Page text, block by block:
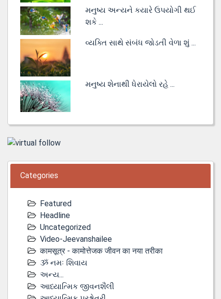
મનુષ્ય અન્યને કયારે ઉપયોગી થઈ
શકે ...
વ્યક્તિ સાથે સંબંધ જોડતી વેળા શું ...
મનુષ્ય શેનાથી ધેરાયેલો રહે ...
Categories
Featured
Headline
Uncategorized
Video-Jeevanshailee
कामसूत्र - कामोत्तेजक जीवन का नया तरीका
ૐ નમઃ શિવાય
અન્ય...
આધ્યાત્મિક જીવનશૈલી